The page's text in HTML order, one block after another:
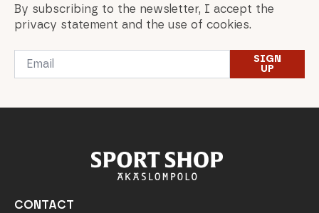
By subscribing to the newsletter, I accept the
privacy statement and the use of cookies.
Email
SIGN
UP
CONTACT